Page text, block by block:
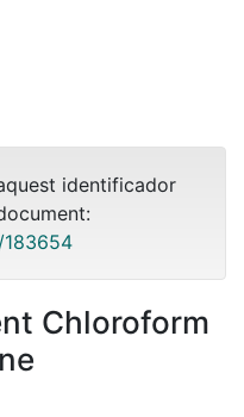
identificador
Chloroform